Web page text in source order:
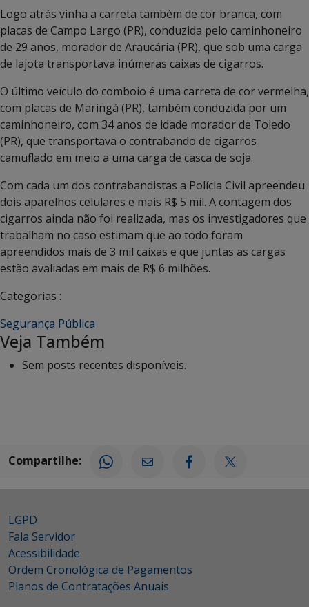
Logo atrás vinha a carreta também de cor branca, com
placas de Campo Largo (PR), conduzida pelo caminhoneiro
de 29 anos, morador de Araucária (PR), que sob uma carga
de lajota transportava inúmeras caixas de cigarros.
O último veículo do comboio é uma carreta de cor vermelha,
com placas de Maringá (PR), também conduzida por um
caminhoneiro, com 34 anos de idade morador de Toledo
(PR), que transportava o contrabando de cigarros
camuflado em meio a uma carga de casca de soja.
Com cada um dos contrabandistas a Polícia Civil apreendeu
dois aparelhos celulares e mais R$ 5 mil. A contagem dos
cigarros ainda não foi realizada, mas os investigadores que
trabalham no caso estimam que ao todo foram
apreendidos mais de 3 mil caixas e que juntas as cargas
estão avaliadas em mais de R$ 6 milhões.
Categorias :
Segurança Pública
Veja Também
Sem posts recentes disponíveis.
Compartilhe:
LGPD
Fala Servidor
Acessibilidade
Ordem Cronológica de Pagamentos
Planos de Contratações Anuais